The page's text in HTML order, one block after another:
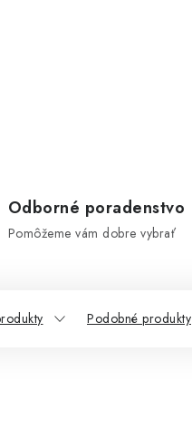
Odborné poradenstvo
Pomôžeme vám dobre vybrať
Podobné produkty